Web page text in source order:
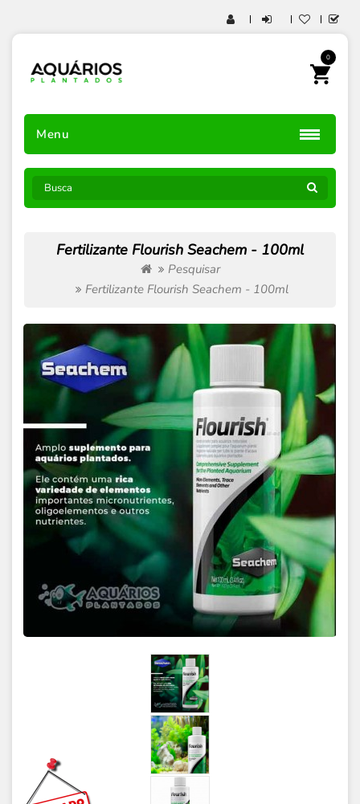
0
Menu
Fertilizante Flourish Seachem - 100ml
Pesquisar
Fertilizante Flourish Seachem - 100ml